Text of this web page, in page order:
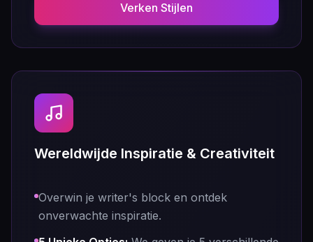
Verken Stijlen
Wereldwijde Inspiratie & Creativiteit
Overwin je writer's block en ontdek
onverwachte inspiratie.